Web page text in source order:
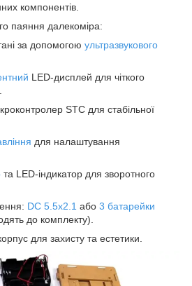
компонентів.
паяння далекоміра:
за допомогою ультразвукового
LED-дисплей для чіткого
STC для стабільної
для налаштування
та LED-індикатор для зворотного
DC 5.5x2.1 або 3 батарейки
до комплекту).
для захисту та естетики.